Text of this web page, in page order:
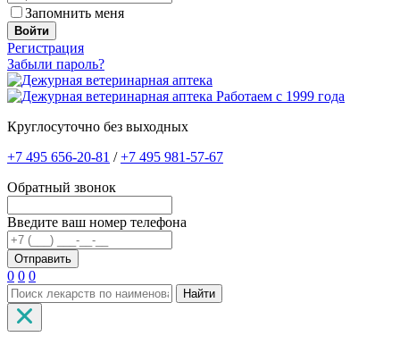
Запомнить меня
Войти
Регистрация
Забыли пароль?
Работаем с 1999 года
Круглосуточно без выходных
+7 495 656-20-81 /+7 495 981-57-67
Обратный звонок
Введите ваш номер телефона
0 0 0
Найти